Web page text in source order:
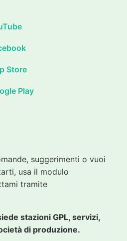
Store
Play
suggerimenti o vuoi
usa il modulo
tramite
stazioni GPL, servizi,
di produzione.